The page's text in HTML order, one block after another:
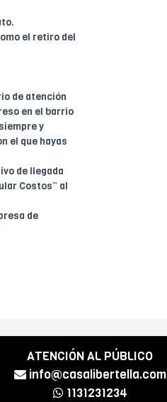
el retiro del
de atención
en el barrio
y
el que hayas
de llegada
Costos” al
de
ATENCIÓN AL PÚBLICO
info@casalibertella.com
1131231234